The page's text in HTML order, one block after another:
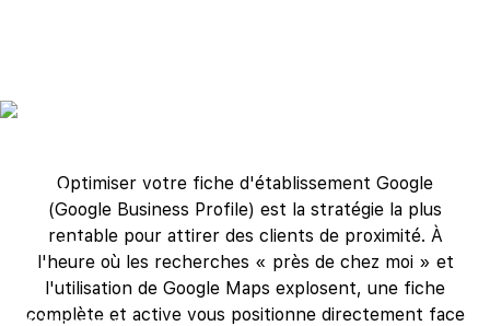
Optimiser votre fiche d'établissement Google
(Google Business Profile) est la stratégie la plus
rentable pour attirer des clients de proximité. À
l'heure où les recherches « près de chez moi » et
l'utilisation de Google Maps explosent, une fiche
complète et active vous positionne directement face